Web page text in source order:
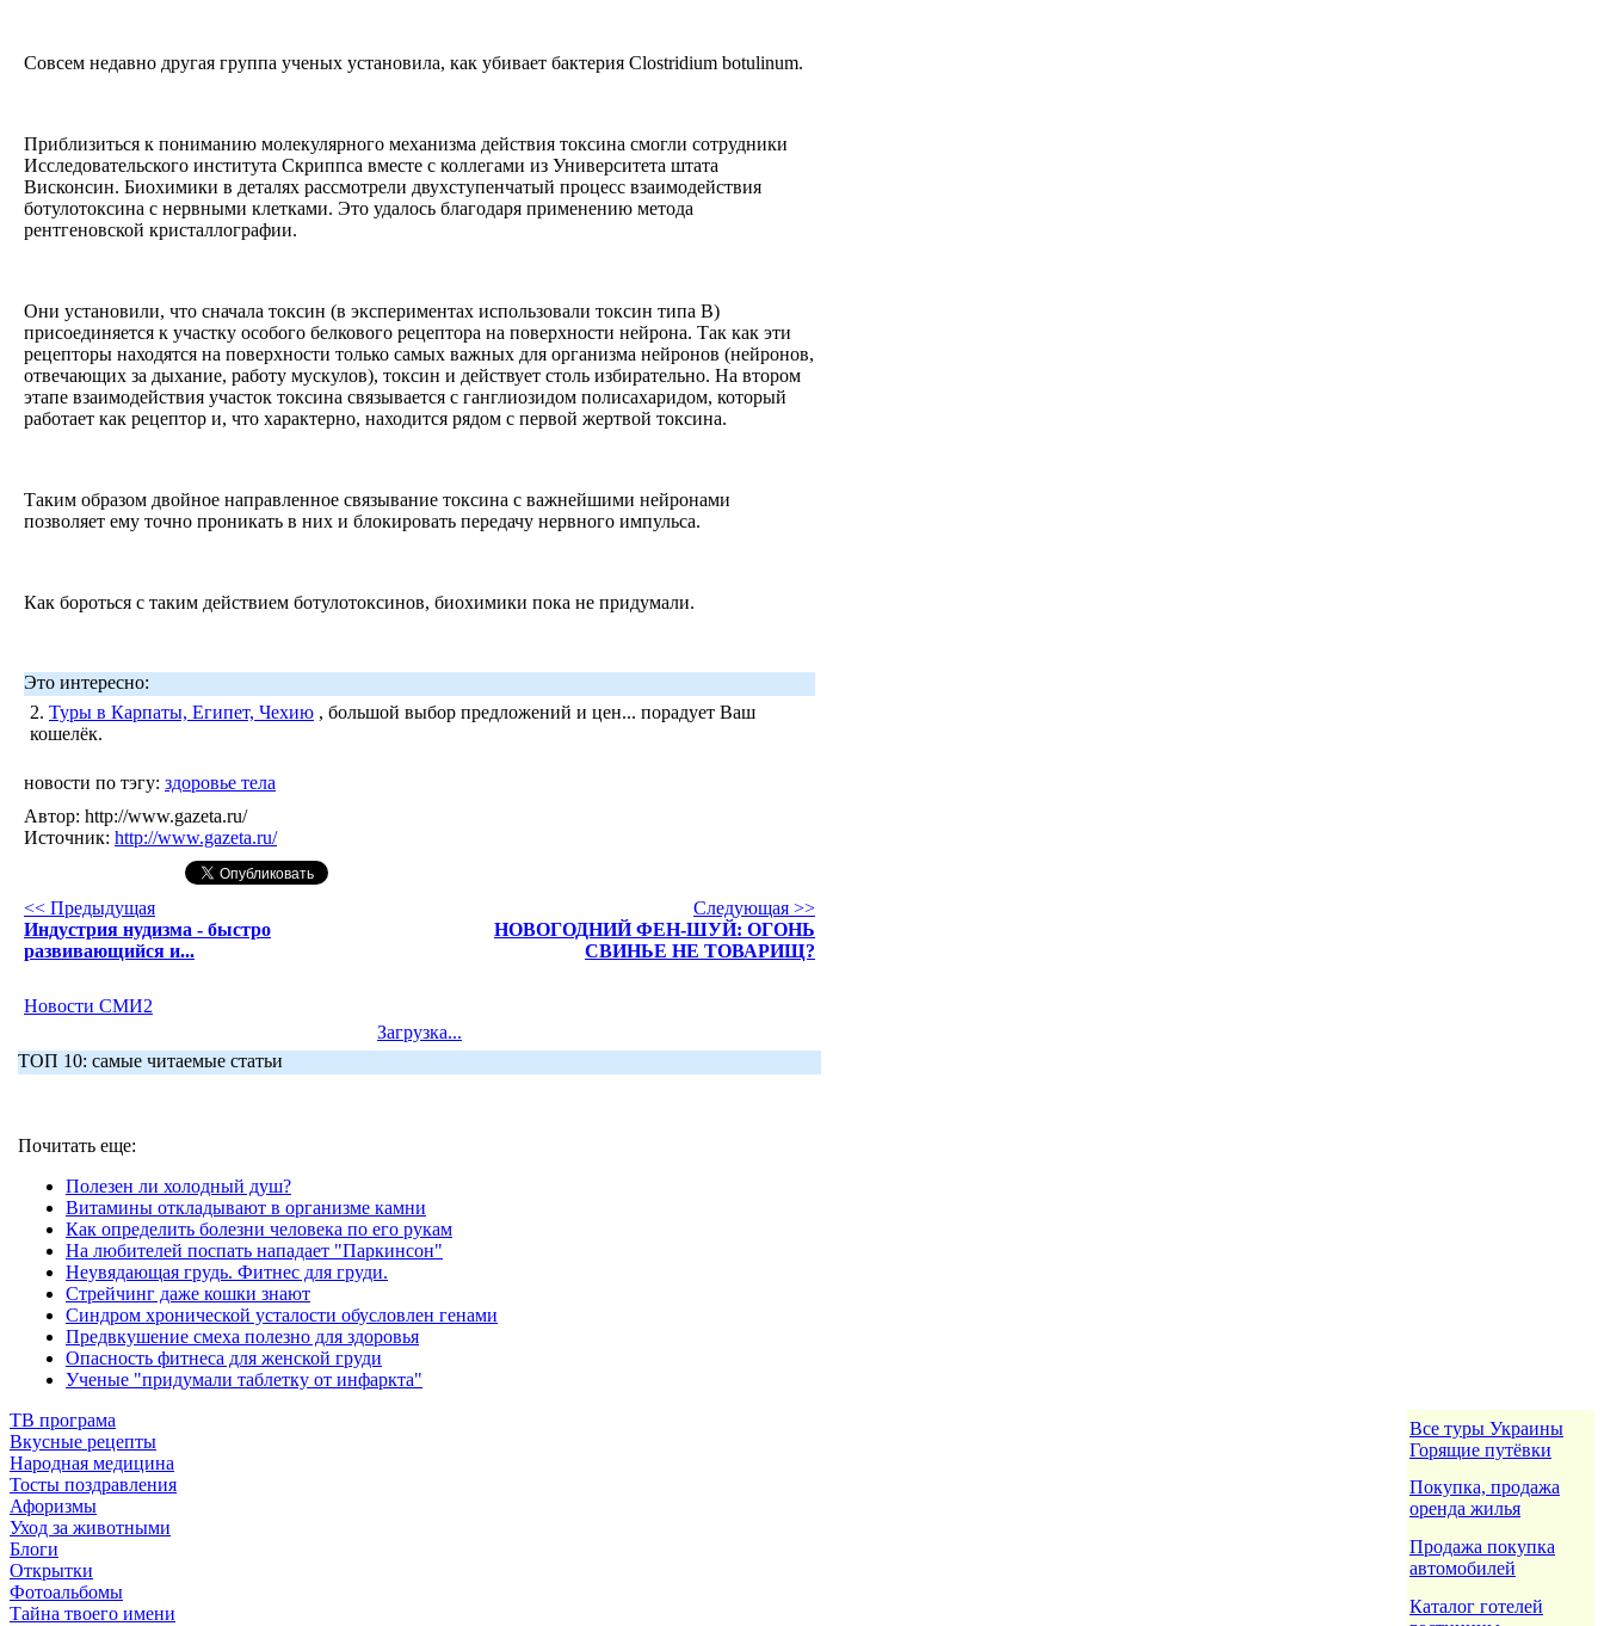
Совсем недавно другая группа ученых установила, как убивает бактерия Clostridium botulinum.
Приблизиться к пониманию молекулярного механизма действия токсина смогли сотрудники
Исследовательского института Скриппса вместе с коллегами из Университета штата
Висконсин. Биохимики в деталях рассмотрели двухступенчатый процесс взаимодействия
ботулотоксина с нервными клетками. Это удалось благодаря применению метода
рентгеновской кристаллографии.
Они установили, что сначала токсин (в экспериментах использовали токсин типа В)
присоединяется к участку особого белкового рецептора на поверхности нейрона. Так как эти
рецепторы находятся на поверхности только самых важных для организма нейронов (нейронов,
отвечающих за дыхание, работу мускулов), токсин и действует столь избирательно. На втором
этапе взаимодействия участок токсина связывается с ганглиозидом полисахаридом, который
работает как рецептор и, что характерно, находится рядом с первой жертвой токсина.
Таким образом двойное направленное связывание токсина с важнейшими нейронами
позволяет ему точно проникать в них и блокировать передачу нервного импульса.
Как бороться с таким действием ботулотоксинов, биохимики пока не придумали.
Это интересно:
2. Туры в Карпаты, Египет, Чехию , большой выбор предложений и цен... порадует Ваш
кошелёк.
новости по тэгу: здоровье тела
Автор: http://www.gazeta.ru/
Источник: http://www.gazeta.ru/
<< Предыдущая
Индустрия нудизма - быстро
развивающийся и...
Следующая >>
НОВОГОДНИЙ ФЕН-ШУЙ: ОГОНЬ
СВИНЬЕ НЕ ТОВАРИЩ?
Новости СМИ2
Загрузка...
ТОП 10: самые читаемые статьи
Почитать еще:
Полезен ли холодный душ?
Витамины откладывают в организме камни
Как определить болезни человека по его рукам
На любителей поспать нападает "Паркинсон"
Неувядающая грудь. Фитнес для груди.
Стрейчинг даже кошки знают
Синдром хронической усталости обусловлен генами
Предвкушение смеха полезно для здоровья
Опасность фитнеса для женской груди
Ученые "придумали таблетку от инфаркта"
ТВ програма
Вкусные рецепты
Народная медицина
Тосты поздравления
Афоризмы
Уход за животными
Блоги
Открытки
Фотоальбомы
Тайна твоего имени
Все туры Украины
Горящие путёвки
Покупка, продажа
оренда жилья
Продажа покупка
автомобилей
Каталог готелей